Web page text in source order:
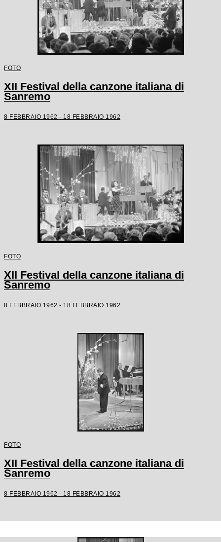
FOTO
XII Festival della canzone italiana di
Sanremo
8 FEBBRAIO 1962 - 18 FEBBRAIO 1962
FOTO
XII Festival della canzone italiana di
Sanremo
8 FEBBRAIO 1962 - 18 FEBBRAIO 1962
FOTO
XII Festival della canzone italiana di
Sanremo
8 FEBBRAIO 1962 - 18 FEBBRAIO 1962